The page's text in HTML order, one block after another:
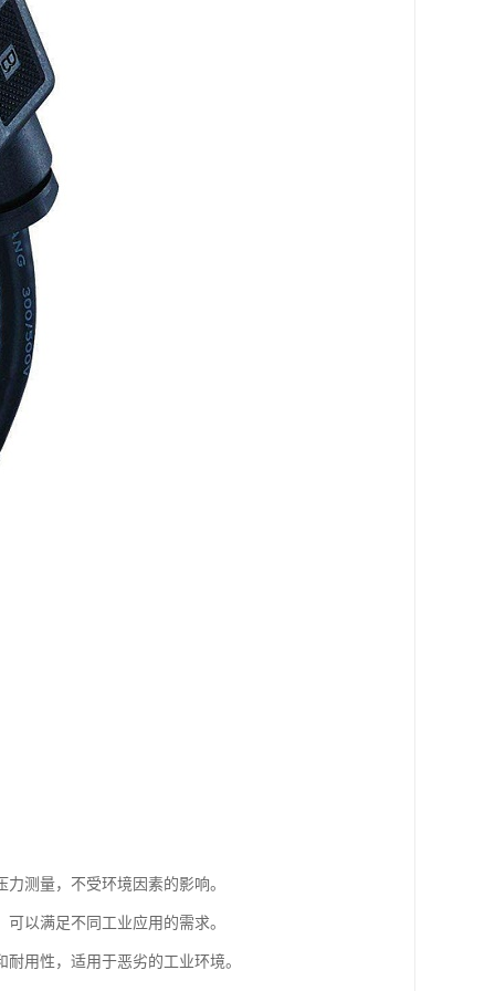
测量，不受环境因素的影响。
以满足不同工业应用的需求。
用性，适用于恶劣的工业环境。